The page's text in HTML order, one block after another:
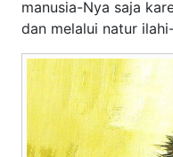
Kebenaran ini paling
alam semesta secara
berinkarnasi (Kolose
dengan tindakan ilahi
pelayanan-Nya. Dalam
berbeda dan memakai